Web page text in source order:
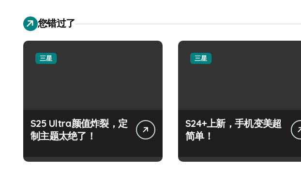
您错过了
三星
S25 Ultra颜值炸裂，定
制主题太绝了！
三星
S24+上新，手机变美超
简单！